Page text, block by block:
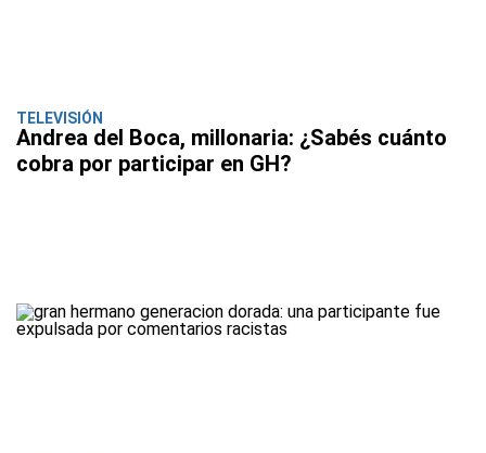
TELEVISIÓN
Andrea del Boca, millonaria: ¿Sabés cuánto
cobra por participar en GH?